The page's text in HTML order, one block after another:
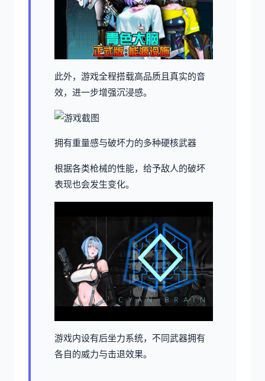
此外，游戏全程搭载高品质且真实的音
效，进一步增强沉浸感。
拥有重量感与破坏力的多种硬核武器
根据各类枪械的性能，给予敌人的破坏
表现也会发生变化。
游戏内设有后坐力系统，不同武器拥有
各自的威力与击退效果。